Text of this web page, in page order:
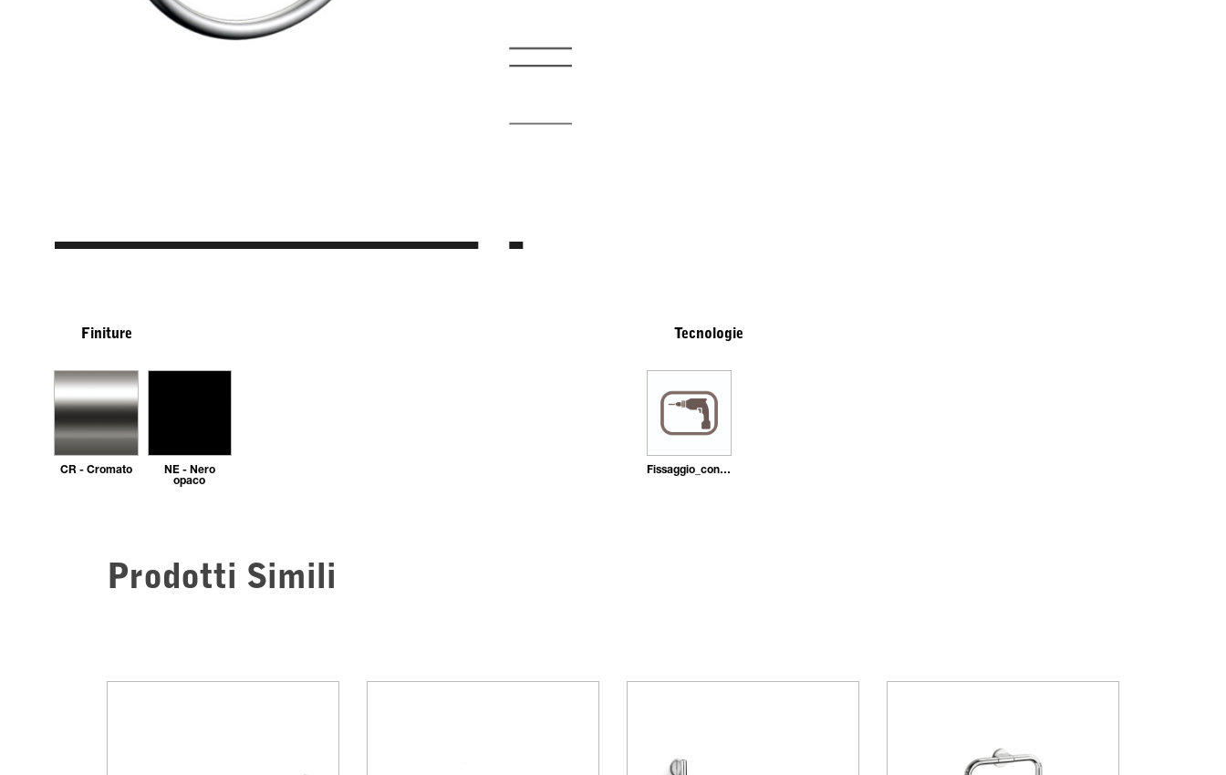
Finiture
CR - Cromato
NE - Nero
opaco
Tecnologie
Fissaggio_con_tasselli
Prodotti Simili